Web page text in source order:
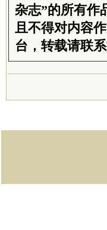
杂志”的所有作
且不得对内容
台，转载请联